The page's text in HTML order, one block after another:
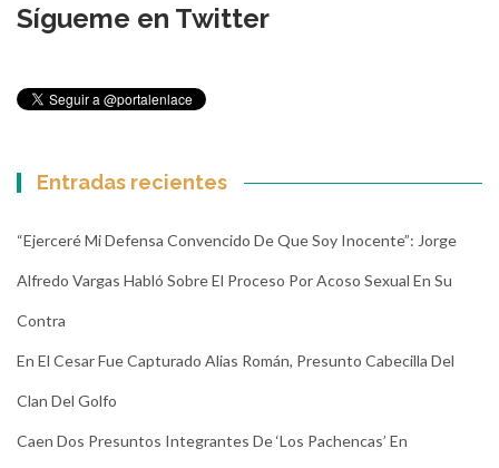
Sígueme en Twitter
Entradas recientes
“Ejerceré Mi Defensa Convencido De Que Soy Inocente”: Jorge
Alfredo Vargas Habló Sobre El Proceso Por Acoso Sexual En Su
Contra
En El Cesar Fue Capturado Alias Román, Presunto Cabecilla Del
Clan Del Golfo
Caen Dos Presuntos Integrantes De ‘Los Pachencas’ En